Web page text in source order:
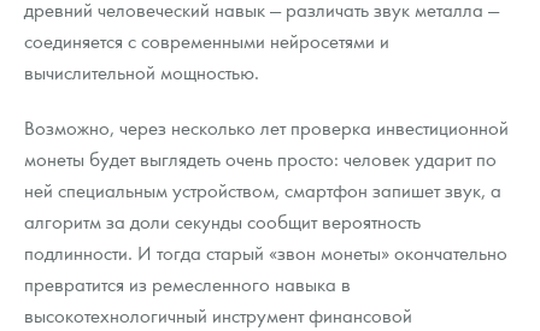
древний человеческий навык — различать звук металла —
соединяется с современными нейросетями и
вычислительной мощностью.
Возможно, через несколько лет проверка инвестиционной
монеты будет выглядеть очень просто: человек ударит по
ней специальным устройством, смартфон запишет звук, а
алгоритм за доли секунды сообщит вероятность
подлинности. И тогда старый «звон монеты» окончательно
превратится из ремесленного навыка в
высокотехнологичный инструмент финансовой